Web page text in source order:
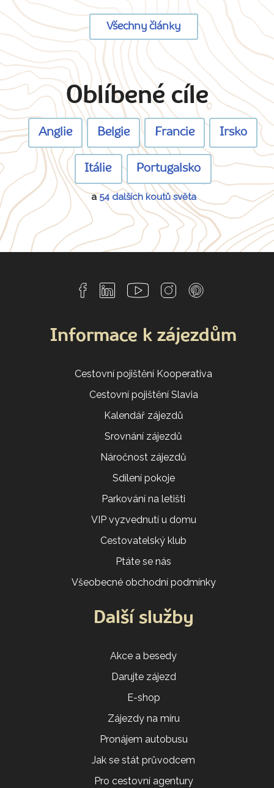
Všechny články
Oblíbené cíle
Anglie Belgie Francie Irsko
Itálie Portugalsko
a54 dalších koutů světa
Informace k zájezdům
Cestovní pojištění Kooperativa
Cestovní pojištění Slavia
Kalendář zájezdů
Srovnání zájezdů
Náročnost zájezdů
Sdílení pokoje
Parkování na letišti
VIP vyzvednutí u domu
Cestovatelský klub
Ptáte se nás
Všeobecné obchodní podmínky
Další služby
Akce a besedy
Darujte zájezd
E-shop
Zájezdy na míru
Pronájem autobusu
Jak se stát průvodcem
Pro cestovní agentury